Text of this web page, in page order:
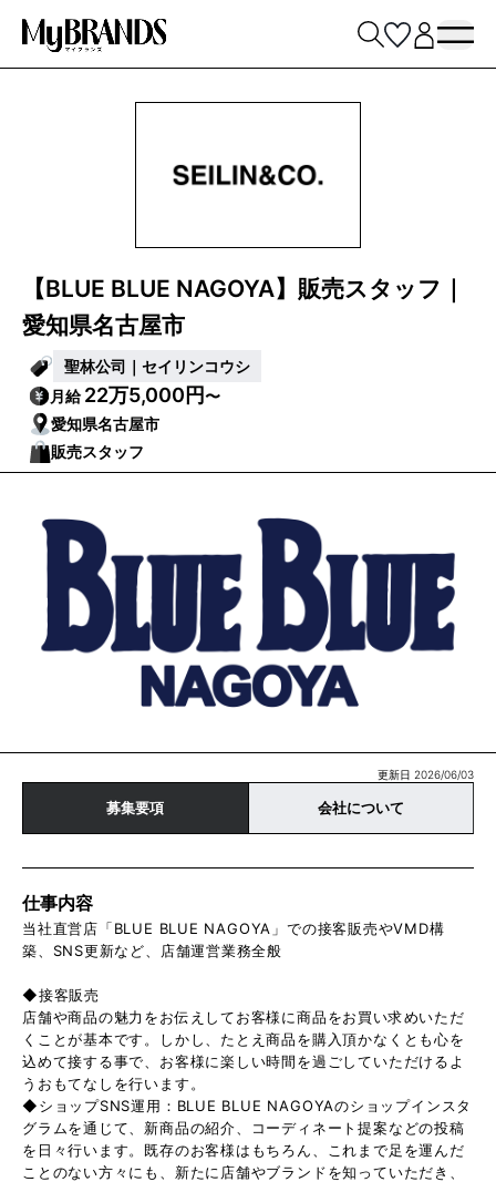
【BLUE BLUE NAGOYA】販売スタッフ｜
愛知県名古屋市
聖林公司｜セイリンコウシ
月給22万5,000円〜
愛知県名古屋市
販売スタッフ
更新日 2026/06/03
募集要項 会社について
仕事内容
当社直営店「BLUE BLUE NAGOYA」での接客販売やVMD構
築、SNS更新など、店舗運営業務全般
◆接客販売
店舗や商品の魅力をお伝えしてお客様に商品をお買い求めいただ
くことが基本です。しかし、たとえ商品を購入頂かなくとも心を
込めて接する事で、お客様に楽しい時間を過ごしていただけるよ
うおもてなしを行います。
◆ショップSNS運用：BLUE BLUE NAGOYAのショップインスタ
グラムを通じて、新商品の紹介、コーディネート提案などの投稿
を日々行います。既存のお客様はもちろん、これまで足を運んだ
ことのない方々にも、新たに店舗やブランドを知っていただき、